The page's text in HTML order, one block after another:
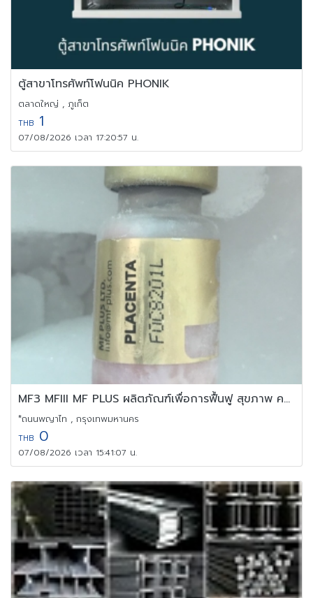
ตู้สาขาโทรศัพท์โฟนนิค PHONIK
ตลาดใหญ่ , ภูเก็ต
THB 1
07/08/2026 เวลา 17:20:57 น.
MF3 MFIII MF PLUS ผลิตภัณฑ์เพื่อการฟื้นฟู สุขภาพ ความงาม
*ถนนพญาไท , กรุงเทพมหานคร
THB 0
07/08/2026 เวลา 15:41:07 น.